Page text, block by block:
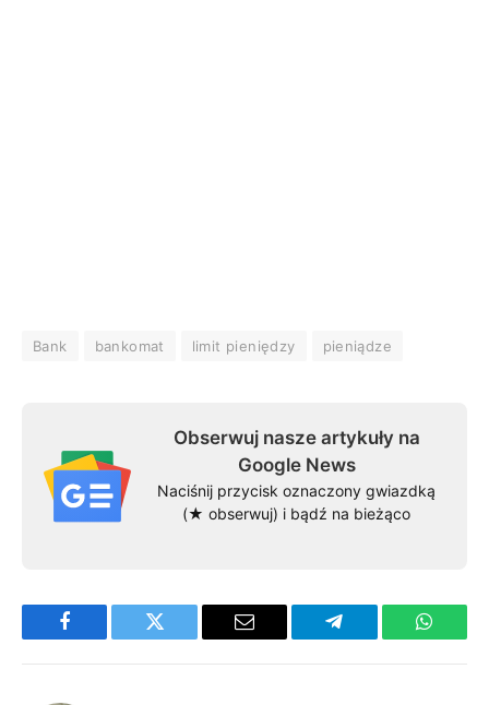
Bank bankomat limit pieniędzy pieniądze
Obserwuj nasze artykuły na
Google News
Naciśnij przycisk oznaczony gwiazdką
(★ obserwuj) i bądź na bieżąco
Facebook Twitter Email Telegram